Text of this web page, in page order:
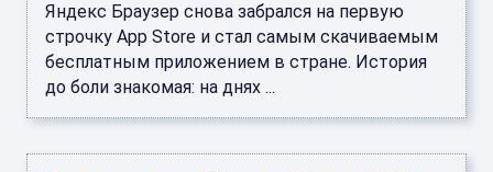
Яндекс Браузер снова забрался на первую
строчку App Store и стал самым скачиваемым
бесплатным приложением в стране. История
до боли знакомая: на днях ...